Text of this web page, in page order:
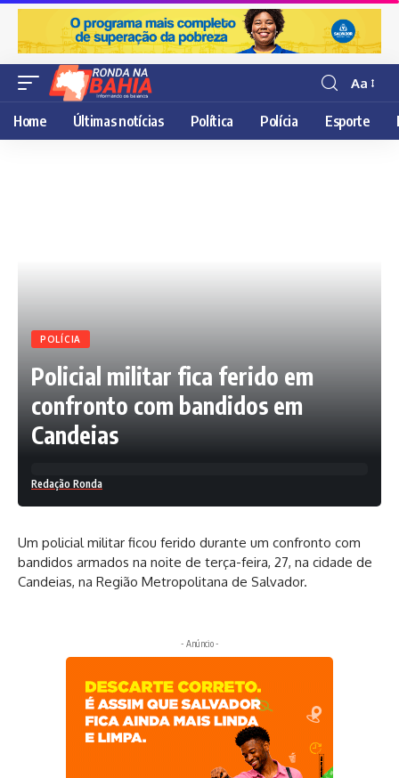
Resisor
de
fonte
Aa
Home Últimas notícias Política Polícia Esporte
POLÍCIA
Policial militar fica ferido em
confronto com bandidos em
Candeias
Redação Ronda
Um policial militar ficou ferido durante um confronto com
bandidos armados na noite de terça-feira, 27, na cidade de
Candeias, na Região Metropolitana de Salvador.
- Anúncio -